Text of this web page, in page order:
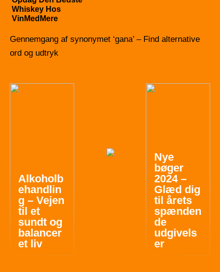
Whiskey Hos
VinMedMere
Gennemgang af synonymet ‘gana’ – Find alternative
ord og udtryk
Alkoholb
ehandlin
g – Vejen
til et
sundt og
balancer
et liv
Nye
bøger
2024 –
Glæd dig
til årets
spænden
de
udgivels
er